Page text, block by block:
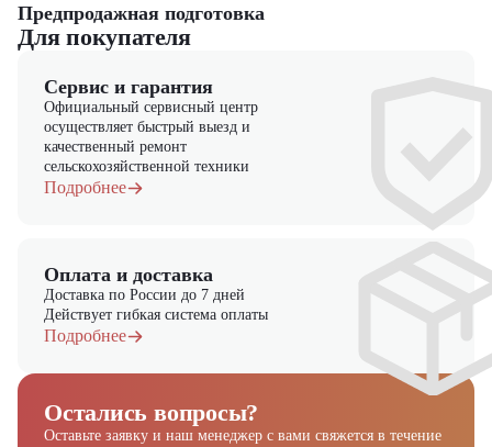
Предпродажная подготовка
Для покупателя
Сервис и гарантия
Официальный сервисный центр
осуществляет быстрый выезд и
качественный ремонт
сельскохозяйственной техники
Подробнее
Оплата и доставка
Доставка по России до 7 дней
Действует гибкая система оплаты
Подробнее
Остались вопросы?
Оставьте заявку и наш менеджер с вами свяжется в течение